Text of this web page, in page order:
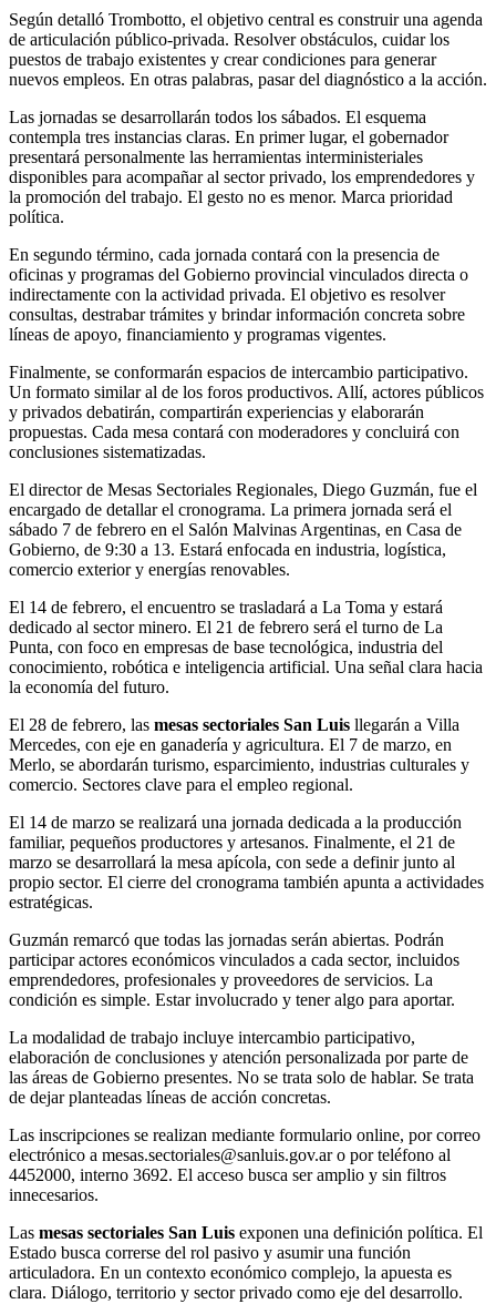
Según detalló Trombotto, el objetivo central es construir una agenda
de articulación público-privada. Resolver obstáculos, cuidar los
puestos de trabajo existentes y crear condiciones para generar
nuevos empleos. En otras palabras, pasar del diagnóstico a la acción.
Las jornadas se desarrollarán todos los sábados. El esquema
contempla tres instancias claras. En primer lugar, el gobernador
presentará personalmente las herramientas interministeriales
disponibles para acompañar al sector privado, los emprendedores y
la promoción del trabajo. El gesto no es menor. Marca prioridad
política.
En segundo término, cada jornada contará con la presencia de
oficinas y programas del Gobierno provincial vinculados directa o
indirectamente con la actividad privada. El objetivo es resolver
consultas, destrabar trámites y brindar información concreta sobre
líneas de apoyo, financiamiento y programas vigentes.
Finalmente, se conformarán espacios de intercambio participativo.
Un formato similar al de los foros productivos. Allí, actores públicos
y privados debatirán, compartirán experiencias y elaborarán
propuestas. Cada mesa contará con moderadores y concluirá con
conclusiones sistematizadas.
El director de Mesas Sectoriales Regionales, Diego Guzmán, fue el
encargado de detallar el cronograma. La primera jornada será el
sábado 7 de febrero en el Salón Malvinas Argentinas, en Casa de
Gobierno, de 9:30 a 13. Estará enfocada en industria, logística,
comercio exterior y energías renovables.
El 14 de febrero, el encuentro se trasladará a La Toma y estará
dedicado al sector minero. El 21 de febrero será el turno de La
Punta, con foco en empresas de base tecnológica, industria del
conocimiento, robótica e inteligencia artificial. Una señal clara hacia
la economía del futuro.
El 28 de febrero, las mesas sectoriales San Luis llegarán a Villa
Mercedes, con eje en ganadería y agricultura. El 7 de marzo, en
Merlo, se abordarán turismo, esparcimiento, industrias culturales y
comercio. Sectores clave para el empleo regional.
El 14 de marzo se realizará una jornada dedicada a la producción
familiar, pequeños productores y artesanos. Finalmente, el 21 de
marzo se desarrollará la mesa apícola, con sede a definir junto al
propio sector. El cierre del cronograma también apunta a actividades
estratégicas.
Guzmán remarcó que todas las jornadas serán abiertas. Podrán
participar actores económicos vinculados a cada sector, incluidos
emprendedores, profesionales y proveedores de servicios. La
condición es simple. Estar involucrado y tener algo para aportar.
La modalidad de trabajo incluye intercambio participativo,
elaboración de conclusiones y atención personalizada por parte de
las áreas de Gobierno presentes. No se trata solo de hablar. Se trata
de dejar planteadas líneas de acción concretas.
Las inscripciones se realizan mediante formulario online, por correo
electrónico a mesas.sectoriales@sanluis.gov.aro por teléfono al
4452000, interno 3692. El acceso busca ser amplio y sin filtros
innecesarios.
Las mesas sectoriales San Luis exponen una definición política. El
Estado busca correrse del rol pasivo y asumir una función
articuladora. En un contexto económico complejo, la apuesta es
clara. Diálogo, territorio y sector privado como eje del desarrollo.